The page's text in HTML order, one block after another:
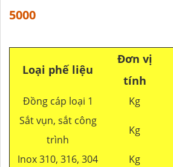
5000
Loại phế liệu
Đơn vị
tính
Đồng cáp loại 1 Kg
Sắt vụn, sắt công
trình
Kg
Inox 310, 316, 304 Kg